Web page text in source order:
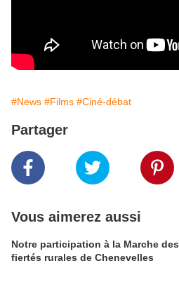
#News #Films #Ciné-débat
Partager
Vous aimerez aussi
Notre participation à la Marche des
fiertés rurales de Chenevelles